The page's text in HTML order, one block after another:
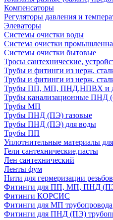
Компенсаторы
Регуляторы давления и
Элеваторы
Системы очистки воды
Система очистки
Системы очистки бытовые
Тросы сантехнические,
Трубы и фитинги из нерж.
Трубы и фитинги из нерж.
Трубы ПП, МП, ПНД,НПВХ и
Трубы канализационные ПНД
Трубы МП
Трубы ПНД (ПЭ) газовые
Трубы ПНД (ПЭ) для воды
Трубы ПП
Уплотнительные материалы
Гели сантехнические,пасты
Лен сантехнический
Ленты фум
Нити для гермеризации
Фитинги для ПП, МП, ПНД
Фитинги КОРСИС
Фитинги для МП трубопровода
Фитинги для ПНД (ПЭ)